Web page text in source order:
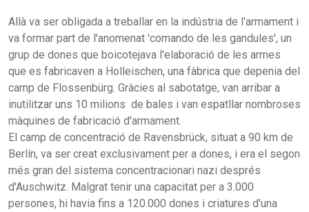
Allà va ser obligada a treballar en la indústria de l'armament i
va formar part de l'anomenat 'comando de les gandules', un
grup de dones que boicotejava l'elaboració de les armes
que es fabricaven a Holleischen, una fàbrica que depenia del
camp de Flossenbürg. Gràcies al sabotatge, van arribar a
inutilitzar uns 10 milions de bales i van espatllar nombroses
màquines de fabricació d'armament.
El camp de concentració de Ravensbrück, situat a 90 km de
Berlín, va ser creat exclusivament per a dones, i era el segon
més gran del sistema concentracionari nazi després
d'Auschwitz. Malgrat tenir una capacitat per a 3.000
persones, hi havia fins a 120.000 dones i criatures d'una